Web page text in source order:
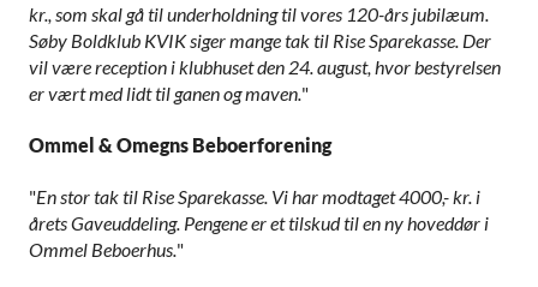
kr., som skal gå til underholdning til vores 120-års jubilæum.
Søby Boldklub KVIK siger mange tak til Rise Sparekasse. Der
vil være reception i klubhuset den 24. august, hvor bestyrelsen
er vært med lidt til ganen og maven."
Ommel & Omegns Beboerforening
"En stor tak til Rise Sparekasse. Vi har modtaget 4000,- kr. i
årets Gaveuddeling. Pengene er et tilskud til en ny hoveddør i
Ommel Beboerhus."